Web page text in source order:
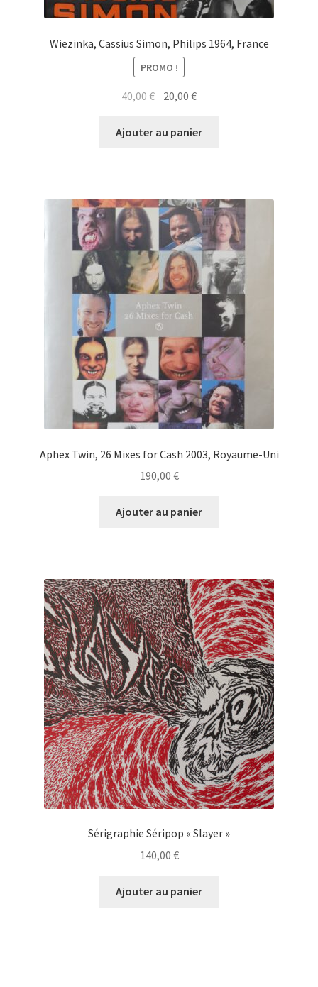
Wiezinka, Cassius Simon, Philips 1964, France
PROMO !
40,00€ Le
initial
20,00€Le
actuel
Ajouter au panier
Aphex Twin, 26 Mixes for Cash 2003, Royaume-Uni
190,00 €
Ajouter au panier
Sérigraphie Séripop « Slayer »
140,00 €
Ajouter au panier